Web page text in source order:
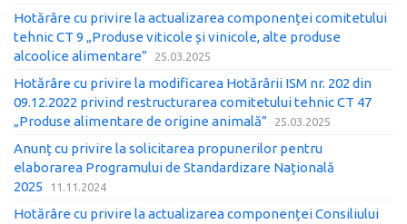
Hotărâre cu privire la actualizarea componenței comitetului
tehnic CT 9 „Produse viticole și vinicole, alte produse
alcoolice alimentare”
25.03.2025
Hotărâre cu privire la modificarea Hotărârii ISM nr. 202 din
09.12.2022 privind restructurarea comitetului tehnic CT 47
„Produse alimentare de origine animală”
25.03.2025
Anunț cu privire la solicitarea propunerilor pentru
elaborarea Programului de Standardizare Națională
2025
11.11.2024
Hotărâre cu privire la actualizarea componenței Consiliului